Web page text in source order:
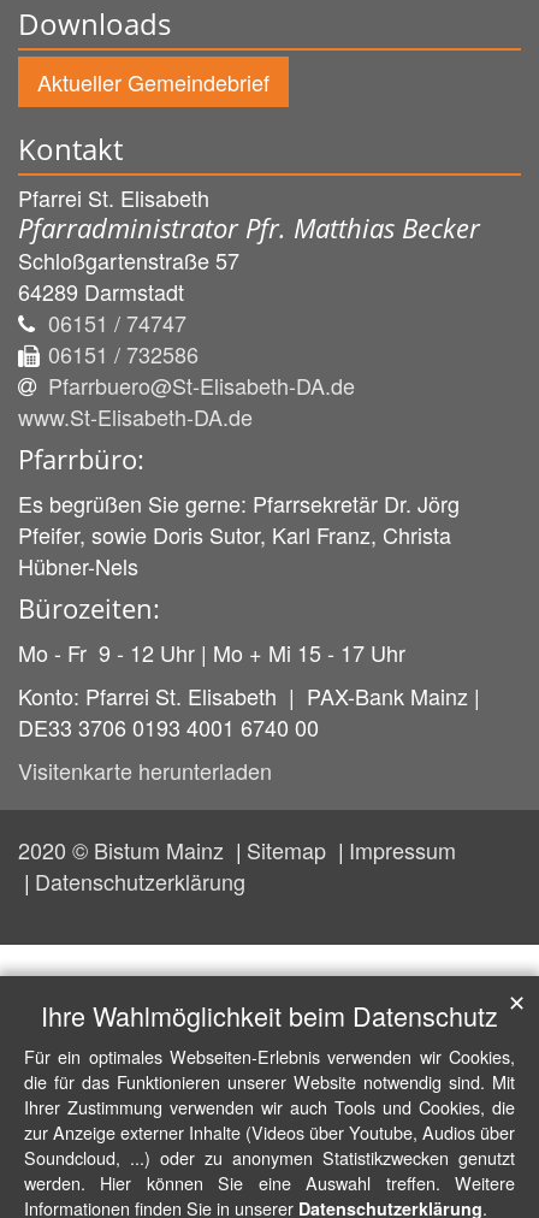
Downloads
Aktueller Gemeindebrief
Kontakt
Pfarrei St. Elisabeth
Pfarradministrator Pfr. Matthias Becker
Schloßgartenstraße 57
64289 Darmstadt
06151 / 74747
06151 / 732586
Pfarrbuero@St-Elisabeth-DA.de
www.St-Elisabeth-DA.de
Pfarrbüro:
Es begrüßen Sie gerne: Pfarrsekretär Dr. Jörg
Pfeifer, sowie Doris Sutor, Karl Franz, Christa
Hübner-Nels
Bürozeiten:
Mo - Fr 9 - 12 Uhr | Mo + Mi 15 - 17 Uhr
Konto: Pfarrei St. Elisabeth | PAX-Bank Mainz |
DE33 3706 0193 4001 6740 00
Visitenkarte herunterladen
2020 © Bistum Mainz Sitemap
Impressum
Datenschutzerklärung
Ihre Wahlmöglichkeit beim Datenschutz
Für ein optimales Webseiten-Erlebnis verwenden wir Cookies,
die für das Funktionieren unserer Website notwendig sind. Mit
Ihrer Zustimmung verwenden wir auch Tools und Cookies, die
zur Anzeige externer Inhalte (Videos über Youtube, Audios über
Soundcloud, ...) oder zu anonymen Statistikzwecken genutzt
werden. Hier können Sie eine Auswahl treffen. Weitere
Informationen finden Sie in unserer Datenschutzerklärung.
✕